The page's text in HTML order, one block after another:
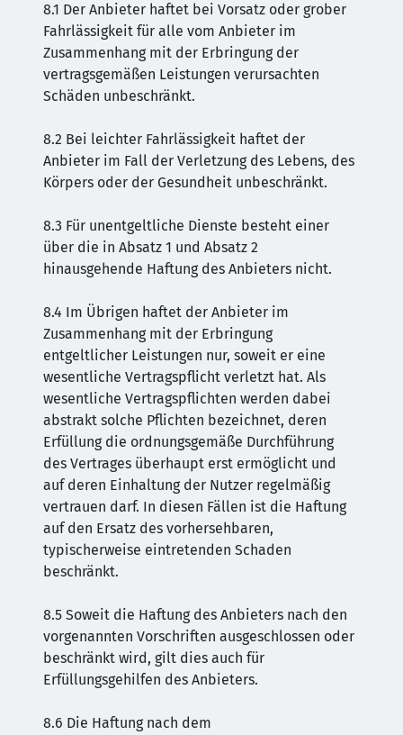
8.1 Der Anbieter haftet bei Vorsatz oder grober
Fahrlässigkeit für alle vom Anbieter im
Zusammenhang mit der Erbringung der
vertragsgemäßen Leistungen verursachten
Schäden unbeschränkt.
8.2 Bei leichter Fahrlässigkeit haftet der
Anbieter im Fall der Verletzung des Lebens, des
Körpers oder der Gesundheit unbeschränkt.
8.3 Für unentgeltliche Dienste besteht einer
über die in Absatz 1 und Absatz 2
hinausgehende Haftung des Anbieters nicht.
8.4 Im Übrigen haftet der Anbieter im
Zusammenhang mit der Erbringung
entgeltlicher Leistungen nur, soweit er eine
wesentliche Vertragspflicht verletzt hat. Als
wesentliche Vertragspflichten werden dabei
abstrakt solche Pflichten bezeichnet, deren
Erfüllung die ordnungsgemäße Durchführung
des Vertrages überhaupt erst ermöglicht und
auf deren Einhaltung der Nutzer regelmäßig
vertrauen darf. In diesen Fällen ist die Haftung
auf den Ersatz des vorhersehbaren,
typischerweise eintretenden Schaden
beschränkt.
8.5 Soweit die Haftung des Anbieters nach den
vorgenannten Vorschriften ausgeschlossen oder
beschränkt wird, gilt dies auch für
Erfüllungsgehilfen des Anbieters.
8.6 Die Haftung nach dem